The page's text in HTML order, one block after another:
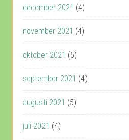
december 2021 (4)
november 2021 (4)
oktober 2021 (5)
september 2021 (4)
augusti 2021 (5)
juli 2021 (4)